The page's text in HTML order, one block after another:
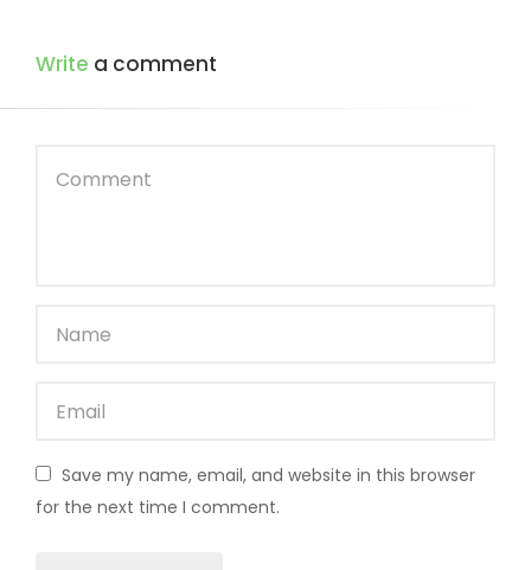
Write a comment
Save my name, email, and website in this browser
for the next time I comment.